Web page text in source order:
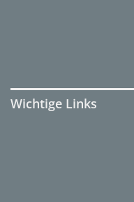
Wichtige Links